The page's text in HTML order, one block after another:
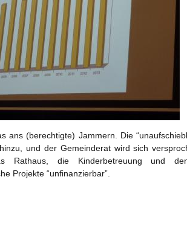
ans (berechtigte) Jammern. Die
und der Gemeinderat wird sich
Rathaus, die Kinderbetreuung und
Projekte “unfinanzierbar”.